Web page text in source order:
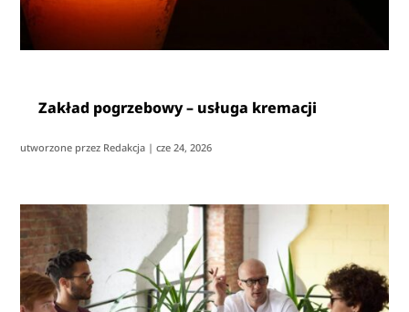
Zakład pogrzebowy – usługa kremacji
utworzone przez Redakcja |cze 24, 2026